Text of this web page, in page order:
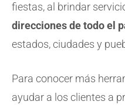
fiestas, al brindar
direcciones de todo el
estados, ciudades y
Para conocer más
ayudar a los clientes a